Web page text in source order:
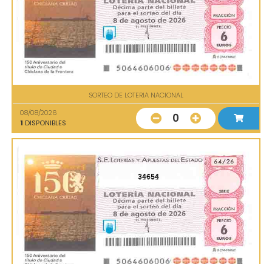
SORTEO DE LOTERIA NACIONAL
08/08/2026
1 DISPONIBLES 0
34654